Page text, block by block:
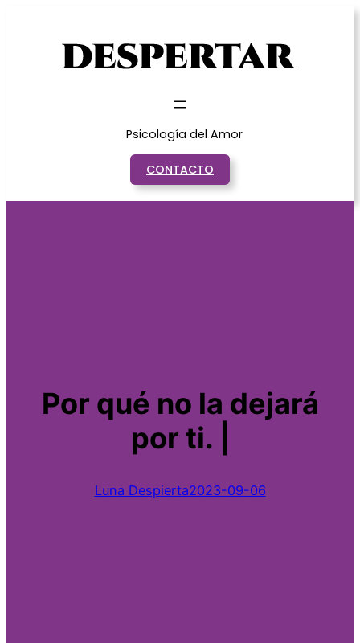
Psicología del Amor
CONTACTO
Por qué no la dejará
por ti. |
Luna Despierta2023-09-06